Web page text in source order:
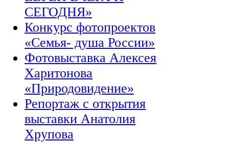
СЕГОДНЯ»
Конкурс фотопроектов
«Семья- душа России»
Фотовыставка Алексея
Харитонова
«Природовидение»
Репортаж с открытия
выставки Анатолия
Хрупова